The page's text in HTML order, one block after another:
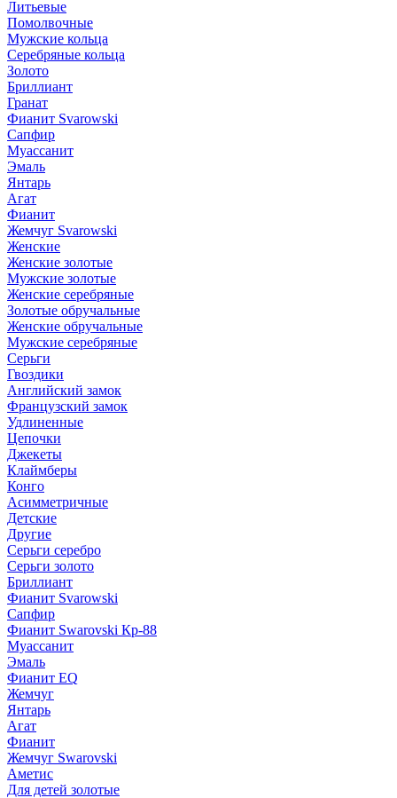
Литьевые
Помолвочные
Мужские кольца
Серебряные кольца
Золото
Бриллиант
Гранат
Фианит Svarowski
Сапфир
Муассанит
Эмаль
Янтарь
Агат
Фианит
Жемчуг Svarowski
Женские
Женские золотые
Мужские золотые
Женские серебряные
Золотые обручальные
Женские обручальные
Мужские серебряные
Серьги
Гвоздики
Английский замок
Французский замок
Удлиненные
Цепочки
Джекеты
Клаймберы
Конго
Асимметричные
Детские
Другие
Серьги серебро
Серьги золото
Бриллиант
Фианит Svarowski
Сапфир
Фианит Swarovski Кр-88
Муассанит
Эмаль
Фианит EQ
Жемчуг
Янтарь
Агат
Фианит
Жемчуг Swarovski
Аметис
Для детей золотые